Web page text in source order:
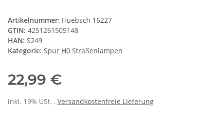
Artikelnummer: Huebsch 16227
GTIN: 4251261505148
HAN: S249
Kategorie: Spur H0 Straßenlampen
22,99 €
inkl. 19% USt. , Versandkostenfreie Lieferung